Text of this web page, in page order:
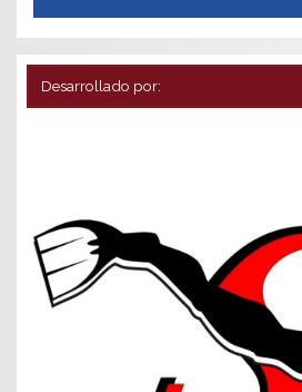
Desarrollado por: